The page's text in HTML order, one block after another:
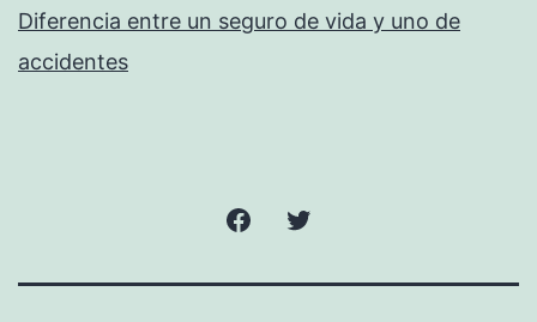
Diferencia entre un seguro de vida y uno de
accidentes
Facebook